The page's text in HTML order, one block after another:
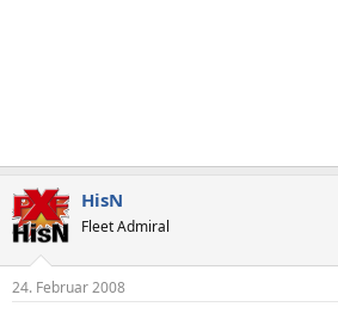
HisN
Fleet Admiral
24. Februar 2008